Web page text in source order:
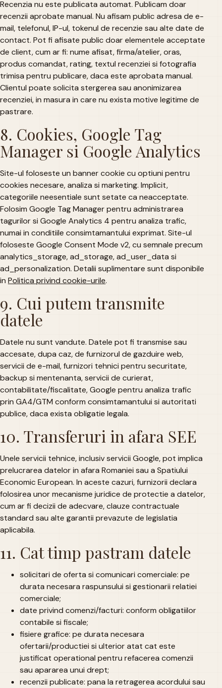
Recenzia nu este publicata automat. Publicam doar
recenzii aprobate manual. Nu afisam public adresa de e-
mail, telefonul, IP-ul, tokenul de recenzie sau alte date de
contact. Pot fi afisate public doar elementele acceptate
de client, cum ar fi: nume afisat, firma/atelier, oras,
produs comandat, rating, textul recenziei si fotografia
trimisa pentru publicare, daca este aprobata manual.
Clientul poate solicita stergerea sau anonimizarea
recenziei, in masura in care nu exista motive legitime de
pastrare.
8. Cookies, Google Tag
Manager si Google Analytics
Site-ul foloseste un banner cookie cu optiuni pentru
cookies necesare, analiza si marketing. Implicit,
categoriile neesentiale sunt setate ca neacceptate.
Folosim Google Tag Manager pentru administrarea
tagurilor si Google Analytics 4 pentru analiza trafic,
numai in conditiile consimtamantului exprimat. Site-ul
foloseste Google Consent Mode v2, cu semnale precum
analytics_storage, ad_storage, ad_user_data si
ad_personalization. Detalii suplimentare sunt disponibile
in Politica privind cookie-urile.
9. Cui putem transmite
datele
Datele nu sunt vandute. Datele pot fi transmise sau
accesate, dupa caz, de furnizorul de gazduire web,
servicii de e-mail, furnizori tehnici pentru securitate,
backup si mentenanta, servicii de curierat,
contabilitate/fiscalitate, Google pentru analiza trafic
prin GA4/GTM conform consimtamantului si autoritati
publice, daca exista obligatie legala.
10. Transferuri in afara SEE
Unele servicii tehnice, inclusiv servicii Google, pot implica
prelucrarea datelor in afara Romaniei sau a Spatiului
Economic European. In aceste cazuri, furnizorii declara
folosirea unor mecanisme juridice de protectie a datelor,
cum ar fi decizii de adecvare, clauze contractuale
standard sau alte garantii prevazute de legislatia
aplicabila.
11. Cat timp pastram datele
solicitari de oferta si comunicari comerciale: pe
durata necesara raspunsului si gestionarii relatiei
comerciale;
date privind comenzi/facturi: conform obligatiilor
contabile si fiscale;
fisiere grafice: pe durata necesara
ofertarii/productiei si ulterior atat cat este
justificat operational pentru refacerea comenzii
sau apararea unui drept;
recenzii publicate: pana la retragerea acordului sau